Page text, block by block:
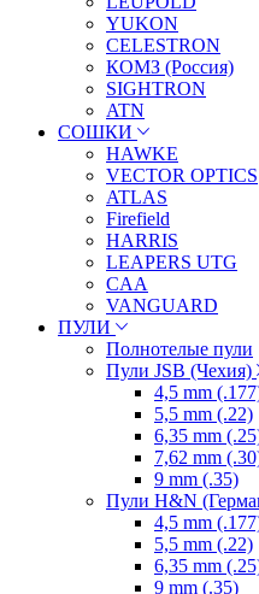
YUKON
CELESTRON
КОМЗ (Россия)
SIGHTRON
ATN
СОШКИ
HAWKE
VECTOR OPTICS
ATLAS
Firefield
HARRIS
LEAPERS UTG
CAA
VANGUARD
ПУЛИ
Полнотелые пули
Пули JSB (Чехия)
4,5 mm
5,5 mm (.22)
6,35 mm
7,62 mm
9 mm (.35)
Пули H&N
4,5 mm
5,5 mm (.22)
6,35 mm
9 mm (.35)